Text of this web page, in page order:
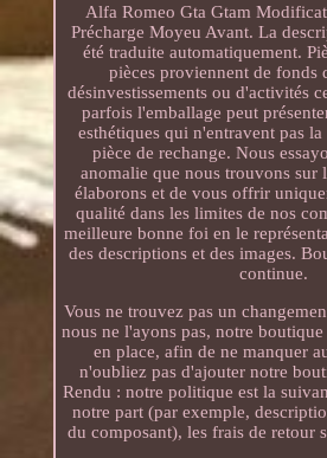
Alfa Romeo Gta Gtam
Précharge Moyeu Avant. La
été traduite automatiquement.
pièces proviennent de fonds
désinvestissements ou d'activités
parfois l'emballage peut
esthétiques qui n'entravent pas
pièce de rechange. Nous
anomalie que nous trouvons sur
élaborons et de vous offrir
qualité dans les limites de nos
meilleure bonne foi en le
des descriptions et des images.
continue.
Vous ne trouvez pas un
nous ne l'ayons pas, notre boutique
en place, afin de ne manquer
n'oubliez pas d'ajouter notre
Rendu : notre politique est la
notre part (par exemple,
du composant), les frais de retour